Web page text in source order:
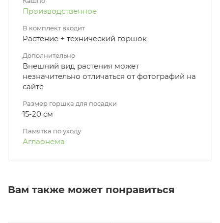
Производственное
В комплект входит
Растение + технический горшок
Дополнительно
Внешний вид растения может
незначительно отличаться от фотографий на
сайте
Размер горшка для посадки
15-20 см
Памятка по уходу
Аглаонема
Вам также может понравиться